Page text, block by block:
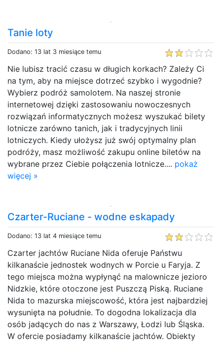
Tanie loty
Dodano: 13 lat 3 miesiące temu
Nie lubisz tracić czasu w długich korkach? Zależy Ci
na tym, aby na miejsce dotrzeć szybko i wygodnie?
Wybierz podróż samolotem. Na naszej stronie
internetowej dzięki zastosowaniu nowoczesnych
rozwiązań informatycznych możesz wyszukać bilety
lotnicze zarówno tanich, jak i tradycyjnych linii
lotniczych. Kiedy ułożysz już swój optymalny plan
podróży, masz możliwość zakupu online biletów na
wybrane przez Ciebie połączenia lotnicze.... pokaż
więcej »
Czarter-Ruciane - wodne eskapady
Dodano: 13 lat 4 miesiące temu
Czarter jachtów Ruciane Nida oferuje Państwu
kilkanaście jednostek wodnych w Porcie u Faryja. Z
tego miejsca można wypłynąć na malownicze jezioro
Nidzkie, które otoczone jest Puszczą Piską. Ruciane
Nida to mazurska miejscowość, która jest najbardziej
wysunięta na południe. To dogodna lokalizacja dla
osób jadących do nas z Warszawy, Łodzi lub Śląska.
W ofercie posiadamy kilkanaście jachtów. Obiekty